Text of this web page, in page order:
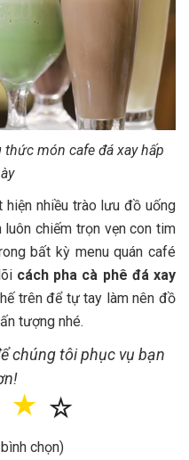
món cafe đá xay hấp
nhiều trào lưu đồ uống
chiếm trọn vẹn con tim
bất kỳ menu quán café
cách pha cà phê đá xay
trên để tự tay làm nên đồ
tượng nhé.
chúng tôi phục vụ bạn
☆
☆
chọn)